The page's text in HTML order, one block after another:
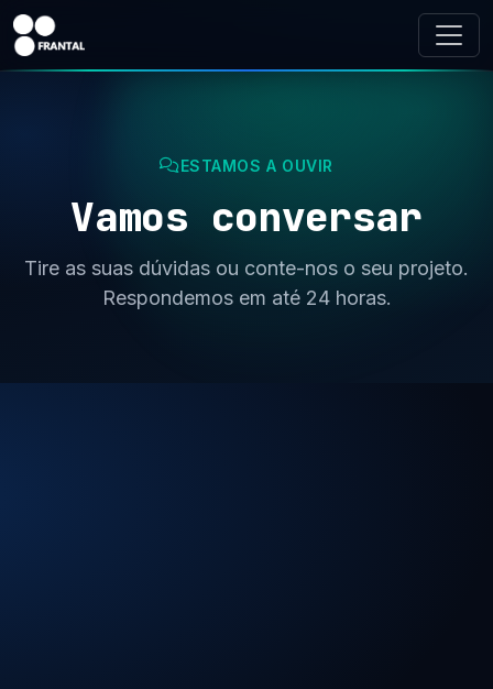
ESTAMOS A OUVIR
Vamos conversar
Tire as suas dúvidas ou conte-nos o seu projeto.
Respondemos em até 24 horas.